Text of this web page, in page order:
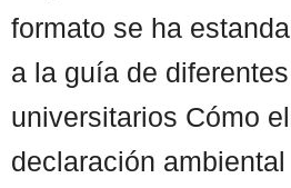
formato se ha
a la guía de
universitarios Cómo
declaración